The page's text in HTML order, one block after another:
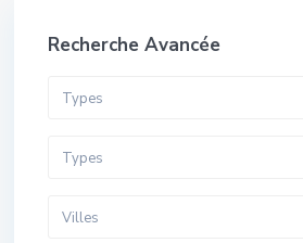
Recherche Avancée
Types
Types
Villes